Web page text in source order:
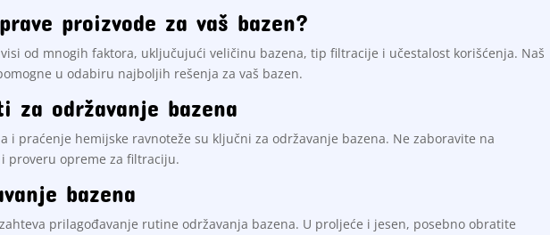
proizvode za vaš bazen?
od mnogih faktora, uključujući veličinu bazena, tip filtracije i učestalost korišćenja. Naš
u odabiru najboljih rešenja za vaš bazen.
za održavanje bazena
i praćenje hemijske ravnoteže su ključni za održavanje bazena. Ne zaboravite na
proveru opreme za filtraciju.
bazena
prilagođavanje rutine održavanja bazena. U proljeće i jesen, posebno obratite